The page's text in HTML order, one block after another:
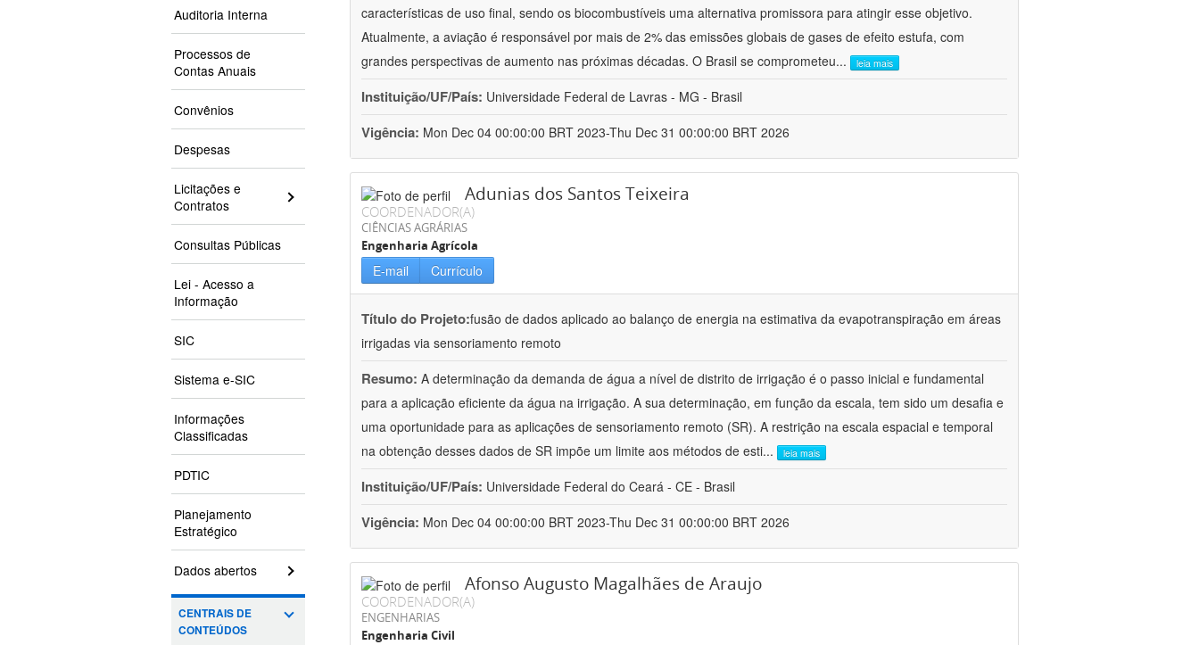
Auditoria Interna
Processos de
Contas Anuais
Convênios
Despesas
Licitações e
Contratos
Consultas Públicas
Lei - Acesso a
Informação
SIC
Sistema e-SIC
Informações
Classificadas
PDTIC
Planejamento
Estratégico
Dados abertos
CENTRAIS DE
CONTEÚDOS
características de uso final, sendo os biocombustíveis uma alternativa promissora para atingir esse objetivo.
Atualmente, a aviação é responsável por mais de 2% das emissões globais de gases de efeito estufa, com
grandes perspectivas de aumento nas próximas décadas. O Brasil se comprometeu... leia mais
Instituição/UF/País: Universidade Federal de Lavras - MG - Brasil
Vigência: Mon Dec 04 00:00:00 BRT 2023-Thu Dec 31 00:00:00 BRT 2026
Adunias dos Santos Teixeira
COORDENADOR(A)
CIÊNCIAS AGRÁRIAS
Engenharia Agrícola
E-mail Currículo
Título do Projeto:fusão de dados aplicado ao balanço de energia na estimativa da evapotranspiração em áreas
irrigadas via sensoriamento remoto
Resumo: A determinação da demanda de água a nível de distrito de irrigação é o passo inicial e fundamental
para a aplicação eficiente da água na irrigação. A sua determinação, em função da escala, tem sido um desafia e
uma oportunidade para as aplicações de sensoriamento remoto (SR). A restrição na escala espacial e temporal
na obtenção desses dados de SR impõe um limite aos métodos de esti... leia mais
Instituição/UF/País: Universidade Federal do Ceará - CE - Brasil
Vigência: Mon Dec 04 00:00:00 BRT 2023-Thu Dec 31 00:00:00 BRT 2026
Afonso Augusto Magalhães de Araujo
COORDENADOR(A)
ENGENHARIAS
Engenharia Civil